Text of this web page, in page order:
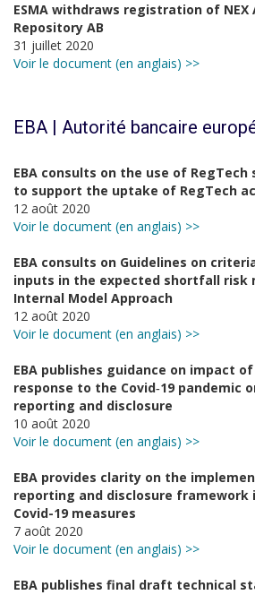
ESMA withdraws registration of NEX
Repository AB
31 juillet 2020
Voir le document (en anglais) >>
EBA | Autorité bancaire
EBA consults on the use of
to support the uptake of RegTech
12 août 2020
Voir le document (en anglais) >>
EBA consults on Guidelines on
inputs in the expected shortfall risk
Internal Model Approach
12 août 2020
Voir le document (en anglais) >>
EBA publishes guidance on impact
response to the Covid‐19 pandemic
reporting and disclosure
10 août 2020
Voir le document (en anglais) >>
EBA provides clarity on the
reporting and disclosure
Covid-19 measures
7 août 2020
Voir le document (en anglais) >>
EBA publishes final draft technical